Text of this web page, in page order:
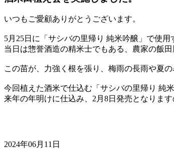
いつもご愛顧ありがとうございます。
5月25日に「サシバの里帰り 純米吟醸」で使
当日は惣誉酒造の精米士でもある、農家の飯
この苗が、力強く根を張り、梅雨の長雨や夏
今回植えた酒米で仕込む「サシバの里帰り 純
来年の年明けに仕込み、2月8日発売となりま
2024年06月11日